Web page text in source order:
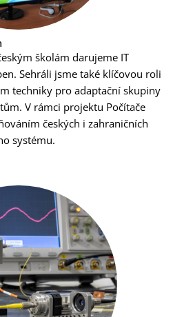
školám darujeme IT
Sehráli jsme také klíčovou roli
techniky pro adaptační skupiny
V rámci projektu Počítače
českých i zahraničních
systému.